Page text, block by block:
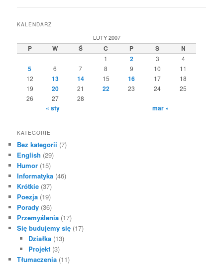
KALENDARZ
LUTY 2007
P W Ś C P S N
1 2 3 4
5 6 7 8 9 10
11
12
13 14 15 16 17
18
19
20 21 22 23 24
25
26
27 28
« sty mar »
KATEGORIE
Bez kategorii (7)
English (29)
Humor (15)
Informatyka (46)
Krótkie (37)
Poezja (19)
Porady (36)
Przemyślenia (17)
Się budujemy się (17)
Działka(13)
Projekt(3)
Tłumaczenia (11)